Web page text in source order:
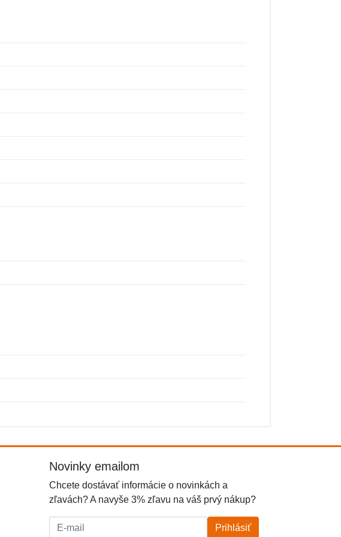
Novinky emailom
Chcete dostávať informácie o novinkách a
zľavách? A navyše 3% zľavu na váš prvý nákup?
E-mail: Prihlásiť